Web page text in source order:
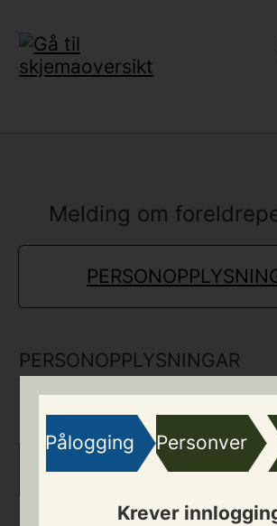
Pålogging Personvern
Krever
Melding om
PERSONOPPLYSNINGAR
Fornamn